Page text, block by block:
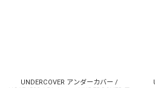
UNDERCOVER アンダーカバー /